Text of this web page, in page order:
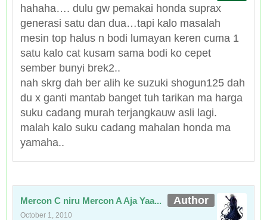
hahaha…. dulu gw pemakai honda suprax
generasi satu dan dua…tapi kalo masalah
mesin top halus n bodi lumayan keren cuma 1
satu kalo cat kusam sama bodi ko cepet
sember bunyi brek2..
nah skrg dah ber alih ke suzuki shogun125 dah
du x ganti mantab banget tuh tarikan ma harga
suku cadang murah terjangkauw asli lagi.
malah kalo suku cadang mahalan honda ma
yamaha..
Mercon C niru Mercon A Aja Yaa...
October 1, 2010